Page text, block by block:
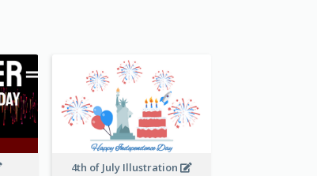
4th of July Illustration